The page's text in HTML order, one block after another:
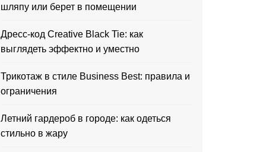
шляпу или берет в помещении
Дресс-код Creative Black Tie: как
выглядеть эффектно и уместно
Трикотаж в стиле Business Best: правила и
ограничения
Летний гардероб в городе: как одеться
стильно в жару